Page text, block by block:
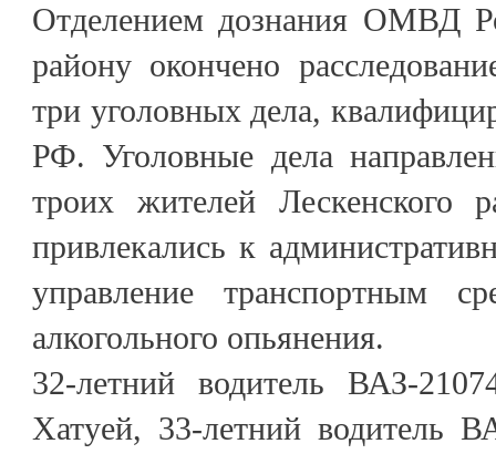
Отделением дознания ОМВД
району окончено
три уголовных дела,
РФ. Уголовные дела
троих жителей Лескенского
привлекались к
управление транспортным
алкогольного опьянения.
32-летний водитель ВАЗ-
Хатуей, 33-летний водитель